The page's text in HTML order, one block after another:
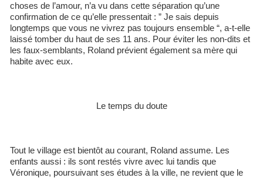
choses de l’amour, n’a vu dans cette séparation qu’une
confirmation de ce qu’elle pressentait : ” Je sais depuis
longtemps que vous ne vivrez pas toujours ensemble “, a-t-elle
laissé tomber du haut de ses 11 ans. Pour éviter les non-dits et
les faux-semblants, Roland prévient également sa mère qui
habite avec eux.
Le temps du doute
Tout le village est bientôt au courant, Roland assume. Les
enfants aussi : ils sont restés vivre avec lui tandis que
Véronique, poursuivant ses études à la ville, ne revient que le